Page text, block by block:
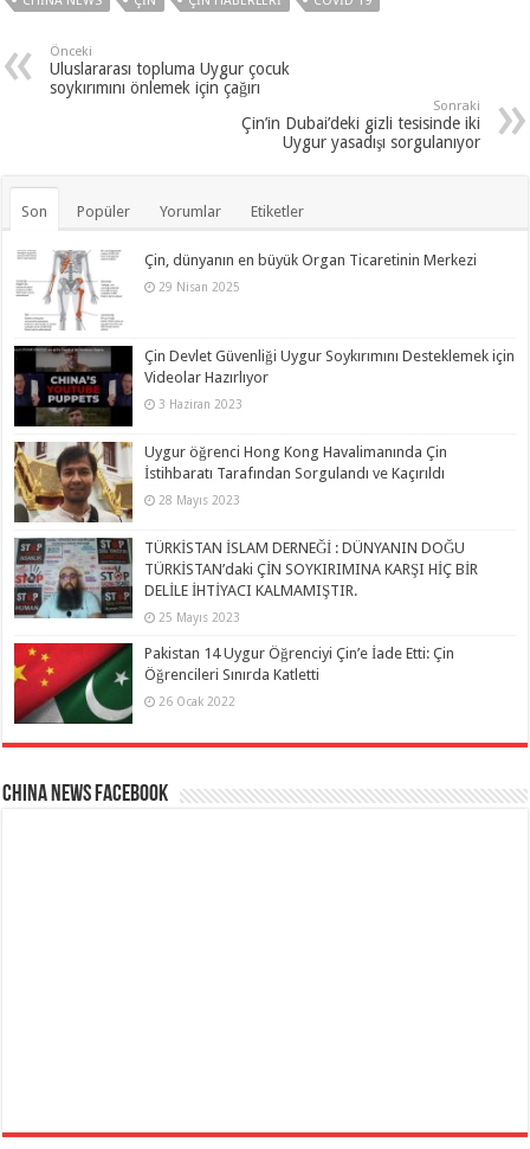
Önceki
Uluslararası topluma Uygur çocuk
soykırımını önlemek için çağırı
Sonraki
Çin’in Dubai’deki gizli tesisinde iki
Uygur yasadışı sorgulanıyor
Son Popüler Yorumlar Etiketler
Çin, dünyanın en büyük Organ Ticaretinin Merkezi
29 Nisan 2025
Çin Devlet Güvenliği Uygur Soykırımını Desteklemek için
Videolar Hazırlıyor
3 Haziran 2023
Uygur öğrenci Hong Kong Havalimanında Çin
İstihbaratı Tarafından Sorgulandı ve Kaçırıldı
28 Mayıs 2023
TÜRKİSTAN İSLAM DERNEĞİ : DÜNYANIN DOĞU
TÜRKİSTAN’daki ÇİN SOYKIRIMINA KARŞI HİÇ BİR
DELİLE İHTİYACI KALMAMIŞTIR.
25 Mayıs 2023
Pakistan 14 Uygur Öğrenciyi Çin’e İade Etti: Çin
Öğrencileri Sınırda Katletti
26 Ocak 2022
China News Facebook